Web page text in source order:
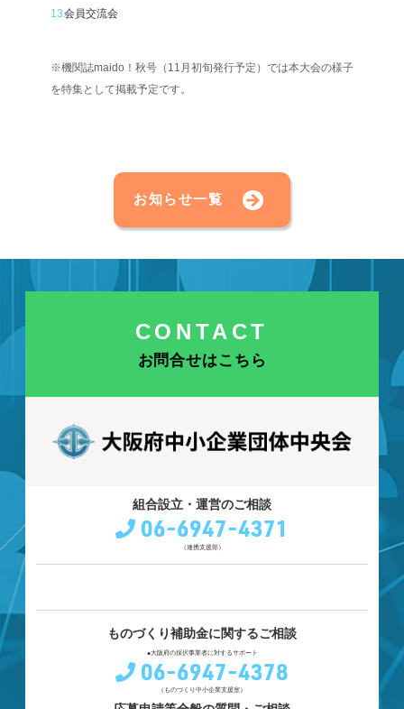
会員交流会
※機関誌maido！秋号（11月初旬発行予定）では本大会の様子
を特集として掲載予定です。
お知らせ一覧
CONTACT
お問合せはこちら
組合設立・運営のご相談
06-6947-4371
（連携支援部）
ものづくり補助金に関するご相談
●大阪府の採択事業者に対するサポート
06-6947-4378
（ものづくり中小企業支援室）